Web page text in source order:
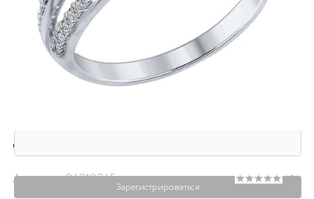
94012345 Кольцо (Ag 925)
Артикул: 94012345 ( 0 )
Защита от автоматической регистрации
Зарегистрироваться